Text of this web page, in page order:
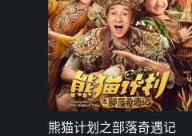
熊猫计划之部落奇遇记